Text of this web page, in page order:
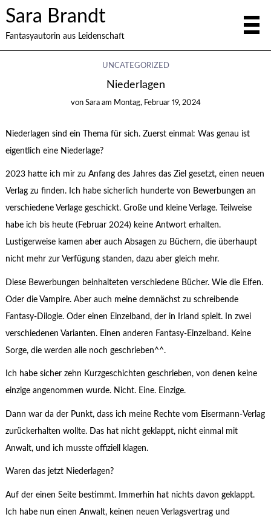
Sara Brandt
Fantasyautorin aus Leidenschaft
UNCATEGORIZED
Niederlagen
von Sara am Montag, Februar 19, 2024
Niederlagen sind ein Thema für sich. Zuerst einmal: Was genau ist
eigentlich eine Niederlage?
2023 hatte ich mir zu Anfang des Jahres das Ziel gesetzt, einen neuen
Verlag zu finden. Ich habe sicherlich hunderte von Bewerbungen an
verschiedene Verlage geschickt. Große und kleine Verlage. Teilweise
habe ich bis heute (Februar 2024) keine Antwort erhalten.
Lustigerweise kamen aber auch Absagen zu Büchern, die überhaupt
nicht mehr zur Verfügung standen, dazu aber gleich mehr.
Diese Bewerbungen beinhalteten verschiedene Bücher. Wie die Elfen.
Oder die Vampire. Aber auch meine demnächst zu schreibende
Fantasy-Dilogie. Oder einen Einzelband, der in Irland spielt. In zwei
verschiedenen Varianten. Einen anderen Fantasy-Einzelband. Keine
Sorge, die werden alle noch geschrieben^^.
Ich habe sicher zehn Kurzgeschichten geschrieben, von denen keine
einzige angenommen wurde. Nicht. Eine. Einzige.
Dann war da der Punkt, dass ich meine Rechte vom Eisermann-Verlag
zurückerhalten wollte. Das hat nicht geklappt, nicht einmal mit
Anwalt, und ich musste offiziell klagen.
Waren das jetzt Niederlagen?
Auf der einen Seite bestimmt. Immerhin hat nichts davon geklappt.
Ich habe nun einen Anwalt, keinen neuen Verlagsvertrag und